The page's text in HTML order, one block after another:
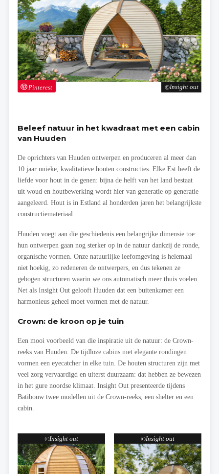
Insight out
Pinterest
Beleef natuur in het kwadraat met een cabin
van Huuden
De oprichters van Huuden ontwerpen en produceren al meer dan
10 jaar unieke, kwalitatieve houten constructies. Elke Est heeft de
liefde voor hout in de genen: bijna de helft van het land bestaat
uit woud en houtbewerking wordt hier van generatie op generatie
aangeleerd. Hout is in Estland al honderden jaren het belangrijkste
constructiemateriaal.
Huuden voegt aan die geschiedenis een belangrijke dimensie toe:
hun ontwerpen gaan nog sterker op in de natuur dankzij de ronde,
organische vormen. Onze natuurlijke leefomgeving is helemaal
niet hoekig, zo redeneren de ontwerpers, en dus tekenen ze
gebogen structuren waarin we ons automatisch meer thuis voelen.
Net als Insight Out gelooft Huuden dat een buitenkamer een
harmonieus geheel moet vormen met de natuur.
Crown: de kroon op je tuin
Een mooi voorbeeld van die inspiratie uit de natuur: de Crown-
reeks van Huuden. De tijdloze cabins met elegante rondingen
vormen een eyecatcher in elke tuin. De houten structuren zijn met
veel zorg vervaardigd en uiterst duurzaam: dat hebben ze bewezen
in het gure noordse klimaat. Insight Out presenteerde tijdens
Batibouw twee modellen uit de Crown-reeks, een shelter en een
cabin.
Insight out Insight out